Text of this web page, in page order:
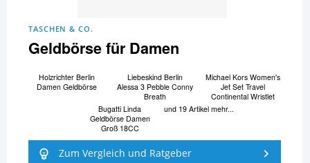
TASCHEN & CO.
Geldbörse für Damen
Holzrichter Berlin
Damen Geldbörse
Liebeskind Berlin
Alessa 3 Pebble Conny
Breath
Michael Kors Women's
Jet Set Travel
Continental Wristlet
Bugatti Linda
Geldbörse Damen
Groß 18CC
und 19 Artikel mehr...
Zum Vergleich und Ratgeber